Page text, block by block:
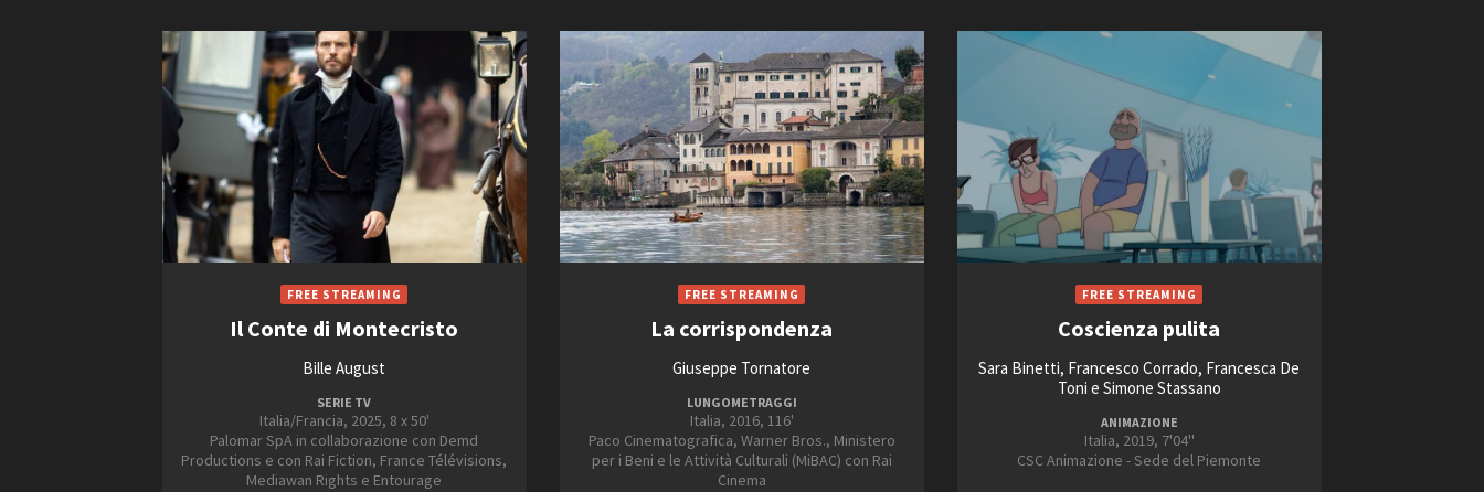
Il Conte di Montecristo
Bille August
SERIE TV
Italia/Francia, 2025, 8 x 50'
Palomar SpA in collaborazione con Demd
Productions e con Rai Fiction, France Télévisions,
Mediawan Rights e Entourage
La corrispondenza
Giuseppe Tornatore
LUNGOMETRAGGI
Italia, 2016, 116'
Paco Cinematografica, Warner Bros., Ministero
per i Beni e le Attività Culturali (MiBAC) con Rai
Cinema
Coscienza pulita
Sara Binetti, Francesco Corrado, Francesca De
Toni e Simone Stassano
ANIMAZIONE
Italia, 2019, 7'04''
CSC Animazione - Sede del Piemonte